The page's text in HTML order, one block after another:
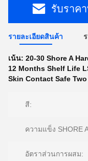
รับราค
รายละเอียดสินค้า
เน้น: 20-30 Shore A
12 Months Shelf Life
Skin Contact Safe
สี:
ความแข็ง SHORE
อัตราส่วนการผสม: